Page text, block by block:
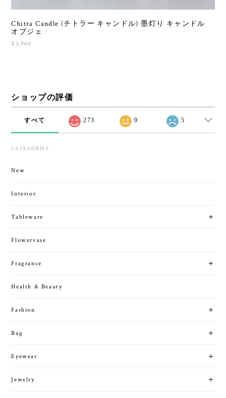
Chitra Candle (チトラー キャンドル) 墨灯り キャンドル
オブジェ
¥3,960
ショップの評価
すべて 273 9 5
CATEGORIES
New
Interior
Tableware
Flowervase
Fragrance
Health & Beauty
Fashion
Bag
Eyewear
Jewelry